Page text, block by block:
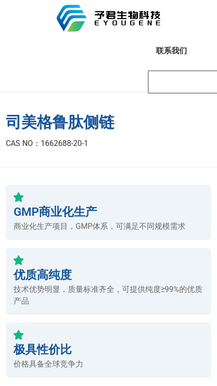
联系我们
司美格鲁肽侧链
CAS NO：1662688-20-1
GMP商业化生产
商业化生产项目，GMP体系，可满足不同规模需求
优质高纯度
技术优势明显，质量标准齐全，可提供纯度≥99%的优质
产品
极具性价比
价格具备全球竞争力